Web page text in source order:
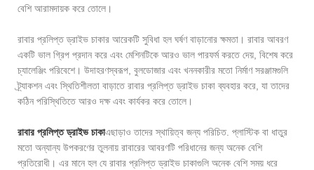
বেশি আরামদায়ক করে তোলে।
রাবার প্রলিপ্ত ড্রাইভ চাকার আরেকটি সুবিধা হল ঘর্ষণ বাড়ানোর ক্ষমতা। রাবার আবরণ
একটি ভাল গ্রিপ প্রদান করে এবং মেশিনটিকে আরও ভাল পারফর্ম করতে দেয়, বিশেষ করে
চ্যালেঞ্জিং পরিবেশে। উদাহরণস্বরূপ, বুলডোজার এবং খননকারীর মতো নির্মাণ সরঞ্জামগুলি
ট্র্যাকশন এবং স্থিতিশীলতা বাড়াতে রাবার প্রলিপ্ত ড্রাইভ চাকা ব্যবহার করে, যা তাদের
কঠিন পরিস্থিতিতে আরও দক্ষ এবং কার্যকর করে তোলে।
রাবার প্রলিপ্ত ড্রাইভ চাকাএছাড়াও তাদের স্থায়িত্ব জন্য পরিচিত. প্লাস্টিক বা ধাতুর
মতো অন্যান্য উপকরণের তুলনায় রাবারের আবরণটি পরিধানের জন্য অনেক বেশি
প্রতিরোধী। এর মানে হল যে রাবার প্রলিপ্ত ড্রাইভ চাকাগুলি অনেক বেশি সময় ধরে